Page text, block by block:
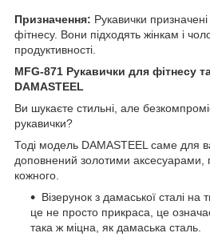
Призначення: Рукавички
фітнесу. Вони підходять жінкам і
продуктивності.
MFG-871 Рукавички для фітнесу
DAMASTEEL
Ви шукаєте стильні, але
рукавички?
Тоді модель DAMASTEEL саме для
доповнений золотими аксесуарами,
кожного.
Візерунок з дамаської сталі на
це не просто прикраса, це
така ж міцна, як дамаська сталь.